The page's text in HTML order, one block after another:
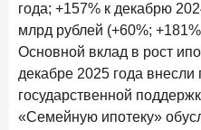
Клиенты чаще всего
продуктах из рекламы в
9 июля 2026 года
С ростом благосостояния
увеличивается и
года; +157% к декабрю
млрд рублей (+60%;
Основной вклад в рост
декабре 2025 года
государственной
«Семейную ипотеку»